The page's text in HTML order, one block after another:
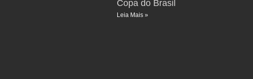
Copa do Brasil
Leia Mais »